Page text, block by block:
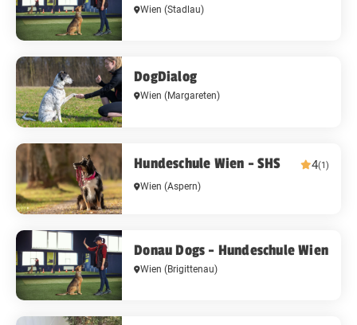
Wien(Stadlau)
DogDialog
Wien(Margareten)
Hundeschule Wien - SHS 4(1)
Wien(Aspern)
Donau Dogs - Hundeschule Wien
Wien(Brigittenau)